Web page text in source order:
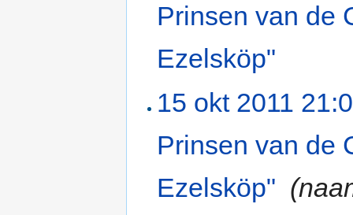
Prinsen van de
Ezelsköp"
15 okt 2011
Prinsen van de
Ezelsköp"